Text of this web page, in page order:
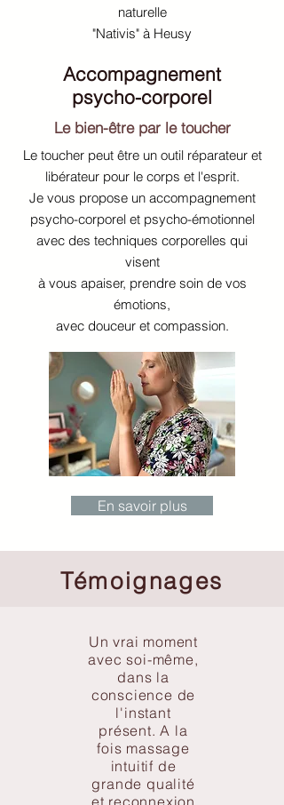
naturelle
"Nativis" à Heusy
Accompagnement
psycho-corporel
Le bien-être par le toucher
Le toucher peut être un outil réparateur et
libérateur pour le corps et l'esprit.
Je vous propose un accompagnement
psycho-corporel et psycho-émotionnel
avec des techniques corporelles qui
visent
à vous apaiser, prendre soin de vos
émotions,
avec douceur et compassion.
En savoir plus
Témoignages
Un vrai moment
avec soi-même,
dans la
conscience de
l'instant
présent. A la
fois massage
intuitif de
grande qualité
et reconnexion